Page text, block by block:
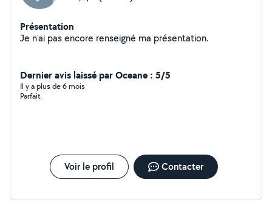
Présentation
Je n'ai pas encore renseigné ma présentation.
Dernier avis laissé par Oceane : 5/5
Il y a plus de 6 mois
Parfait
Voir le profil Contacter